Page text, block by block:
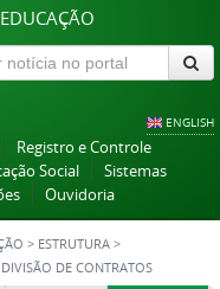
ENGLISH
Registro e Controle
Social
Sistemas
Ouvidoria
> ESTRUTURA >
DIVISÃO DE CONTRATOS